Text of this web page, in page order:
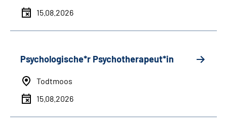
15.08.2026
Psychologische*r Psychotherapeut*in
Todtmoos
15.08.2026